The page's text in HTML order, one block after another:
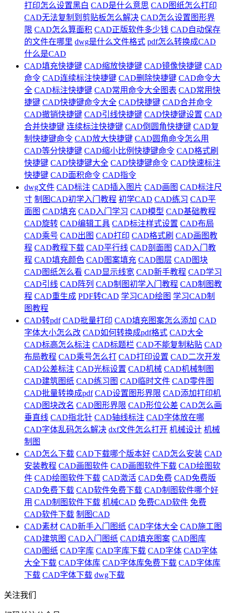
打印怎么设置黑白 CAD是什么意思 CAD图纸怎么打印
CAD无法复制到剪贴板怎么解决 CAD怎么设置图形界
限 CAD怎么算面积 CAD正版软件多少钱 CAD自动保存
的文件在哪里 dwg是什么文件格式 pdf怎么转换成CAD
什么是CAD
CAD填充快捷键 CAD缩放快捷键 CAD镜像快捷键 CAD
命令 CAD连续标注快捷键 CAD删除快捷键 CAD命令大
全 CAD标注快捷键 CAD常用命令大全图表 CAD常用快
捷键 CAD快捷键命令大全 CAD快捷键 CAD合并命令
CAD撤销快捷键 CAD引线快捷键 CAD快捷键设置 CAD
合并快捷键 连续标注快捷键 CAD倒圆角快捷键 CAD复
制快捷键命令 CAD放大快捷键 CAD圆角命令怎么用
CAD等分快捷键 CAD缩小比例快捷键命令 CAD格式刷
快捷键 CAD快捷键大全 CAD快捷键命令 CAD快速标注
快捷键 CAD面积命令 CAD指令
dwg文件 CAD标注 CAD插入图片 CAD画图 CAD标注尺
寸 制图CAD初学入门教程 初学CAD CAD练习 CAD平
面图 CAD填充 CAD入门学习 CAD模型 CAD基础教程
CAD旋转 CAD编辑工具 CAD标注样式设置 CAD布局
CAD乘号 CAD出图 CAD打印 CAD格式刷 CAD画图教
程 CAD教程下载 CAD平行线 CAD剖面图 CAD入门教
程 CAD填充颜色 CAD图案填充 CAD图层 CAD图块
CAD图纸怎么看 CAD显示线宽 CAD新手教程 CAD学习
CAD引线 CAD阵列 CAD制图初学入门教程 CAD制图教
程 CAD重生成 PDF转CAD 学习CAD绘图 学习CAD制
图教程
CAD转pdf CAD批量打印 CAD填充图案怎么添加 CAD
字体大小怎么改 CAD如何转换成pdf格式 CAD大全
CAD标高怎么标注 CAD标题栏 CAD不能复制粘贴 CAD
布局教程 CAD乘号怎么打 CAD打印设置 CAD二次开发
CAD公差标注 CAD光标设置 CAD机械 CAD机械制图
CAD建筑图纸 CAD练习图 CAD临时文件 CAD零件图
CAD批量转换成pdf CAD设置图形界限 CAD添加打印机
CAD图块改名 CAD图形界限 CAD形位公差 CAD怎么画
垂直线 CAD指北针 CAD轴线标注 CAD字体放在哪
CAD字体乱码怎么解决 dxf文件怎么打开 机械设计 机械
制图
CAD怎么下载 CAD下载哪个版本好 CAD怎么安装 CAD
安装教程 CAD画图软件 CAD画图软件下载 CAD绘图软
件 CAD绘图软件下载 CAD激活 CAD免费 CAD免费版
CAD免费下载 CAD软件免费下载 CAD制图软件哪个好
用 CAD制图软件下载 机械CAD 免费CAD软件 免费
CAD软件下载 制图CAD
CAD素材 CAD新手入门图纸 CAD字体大全 CAD施工图
CAD建筑图 CAD入门图纸 CAD填充图案 CAD图库
CAD图纸 CAD字库 CAD字库下载 CAD字体 CAD字体
大全下载 CAD字体库 CAD字体库免费下载 CAD字体库
下载 CAD字体下载 dwg下载
关注我们